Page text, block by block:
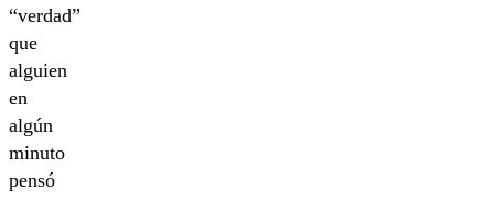
“verdad”
que
alguien
en
algún
minuto
pensó